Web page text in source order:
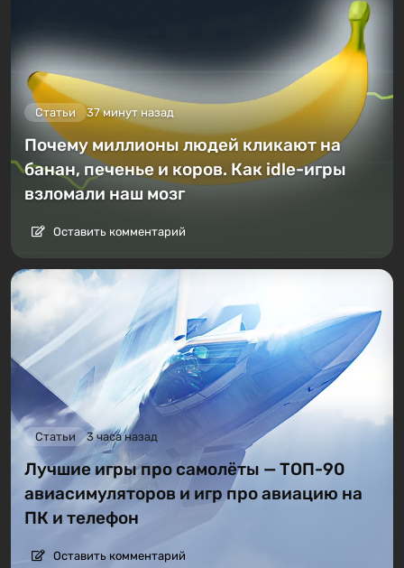
Статьи 37 минут назад
Почему миллионы людей кликают на
банан, печенье и коров. Как idle-игры
взломали наш мозг
Оставить комментарий
Статьи 3 часа назад
Лучшие игры про самолёты — ТОП-90
авиасимуляторов и игр про авиацию на
ПК и телефон
Оставить комментарий